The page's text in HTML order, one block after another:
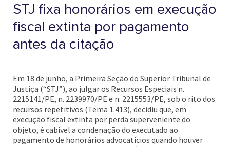
STJ fixa honorários em execução
fiscal extinta por pagamento
antes da citação
Em 18 de junho, a Primeira Seção do Superior Tribunal de
Justiça (“STJ”), ao julgar os Recursos Especiais n.
2215141/PE, n. 2239970/PE e n. 2215553/PE, sob o rito dos
recursos repetitivos (Tema 1.413), decidiu que, em
execução fiscal extinta por perda superveniente do
objeto, é cabível a condenação do executado ao
pagamento de honorários advocatícios quando houver